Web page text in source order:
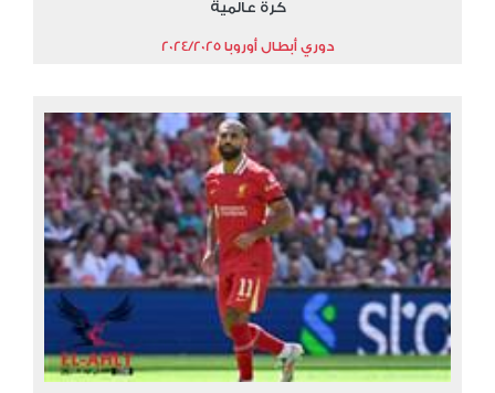
كرة عالمية
دوري أبطال أوروبا 2024/2025